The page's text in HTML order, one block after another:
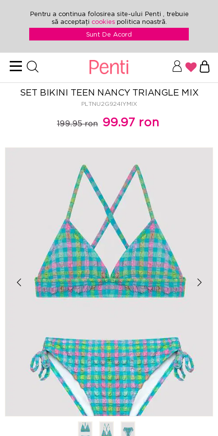
Pentru a continua folosirea site-ului Penti , trebuie
să acceptați cookies politica noastră.
Sunt De Acord
SET BIKINI TEEN NANCY TRIANGLE MIX
PLTNU2G924IYMIX
199.95 ron 99.97 ron